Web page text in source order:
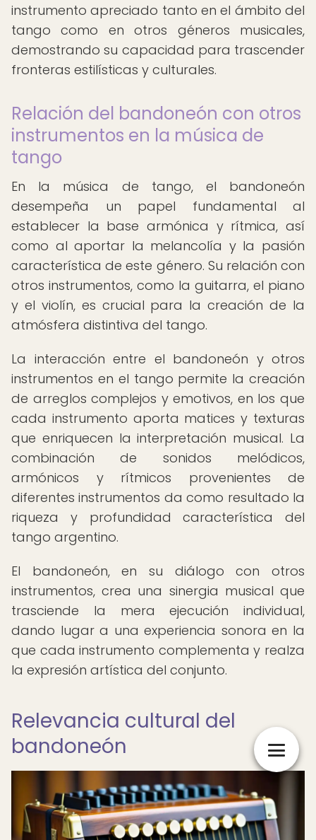
instrumento apreciado tanto en el ámbito del
tango como en otros géneros musicales,
demostrando su capacidad para trascender
fronteras estilísticas y culturales.
Relación del bandoneón con otros
instrumentos en la música de
tango
En la música de tango, el bandoneón
desempeña un papel fundamental al
establecer la base armónica y rítmica, así
como al aportar la melancolía y la pasión
característica de este género. Su relación con
otros instrumentos, como la guitarra, el piano
y el violín, es crucial para la creación de la
atmósfera distintiva del tango.
La interacción entre el bandoneón y otros
instrumentos en el tango permite la creación
de arreglos complejos y emotivos, en los que
cada instrumento aporta matices y texturas
que enriquecen la interpretación musical. La
combinación de sonidos melódicos,
armónicos y rítmicos provenientes de
diferentes instrumentos da como resultado la
riqueza y profundidad característica del
tango argentino.
El bandoneón, en su diálogo con otros
instrumentos, crea una sinergia musical que
trasciende la mera ejecución individual,
dando lugar a una experiencia sonora en la
que cada instrumento complementa y realza
la expresión artística del conjunto.
Relevancia cultural del
bandoneón